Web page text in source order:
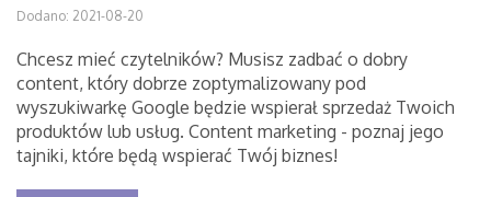
Dodano: 2021-08-20
Chcesz mieć czytelników? Musisz zadbać o dobry
content, który dobrze zoptymalizowany pod
wyszukiwarkę Google będzie wspierał sprzedaż Twoich
produktów lub usług. Content marketing - poznaj jego
tajniki, które będą wspierać Twój biznes!